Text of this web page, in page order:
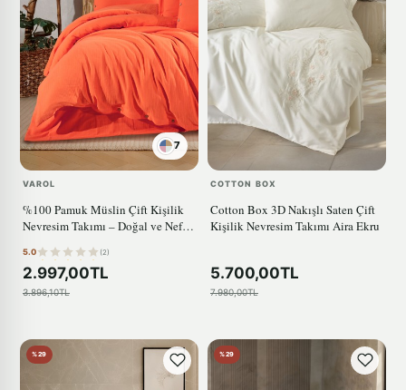
7
VAROL
%100 Pamuk Müslin Çift Kişilik
Nevresim Takımı – Doğal ve Nefes
5.0 (2)
2.997,00TL
3.896,10TL
COTTON BOX
Cotton Box 3D Nakışlı Saten Çift
Kişilik Nevresim Takımı Aira Ekru
5.700,00TL
7.980,00TL
%29 %29